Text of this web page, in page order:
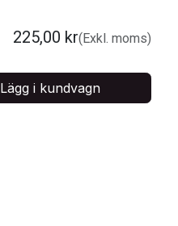
Lägg i kundvagn
225,00 kr(Exkl. moms)